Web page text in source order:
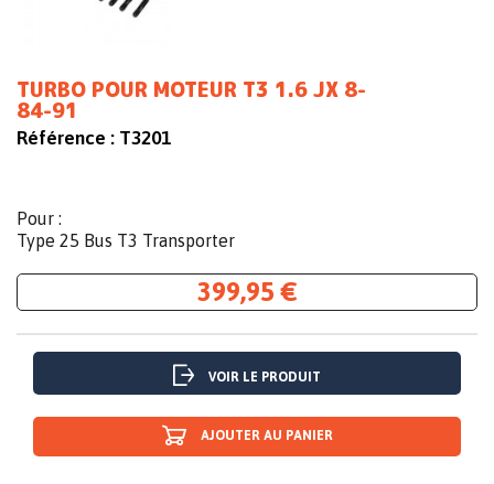
TURBO POUR MOTEUR T3 1.6 JX 8-
84-91
Référence : T3201
Pour :
Type 25 Bus T3 Transporter
399,95 €
VOIR LE PRODUIT
AJOUTER AU PANIER